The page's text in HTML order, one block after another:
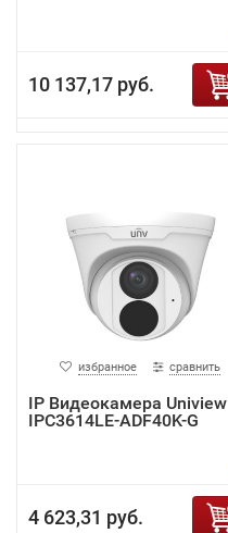
10 137,17 руб.
избранное сравнить
IP Видеокамера Uniview
IPC3614LE-ADF40K-G
4 623,31 руб.